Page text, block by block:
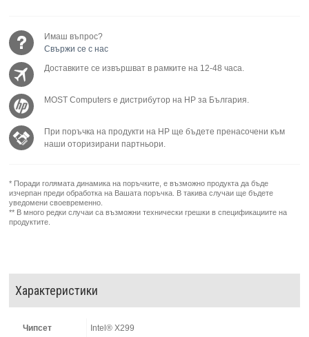
Имаш въпрос?
Свържи се с нас
Доставките се извършват в рамките на 12-48 часа.
MOST Computers е дистрибутор на HP за България.
При поръчка на продукти на HP ще бъдете пренасочени към
наши оторизирани партньори.
* Поради голямата динамика на поръчките, е възможно продукта да бъде
изчерпан преди обработка на Вашата поръчка. В такива случаи ще бъдете
уведомени своевременно.
** В много редки случаи са възможни технически грешки в спецификациите на
продуктите.
Характеристики
Чипсет
Intel® X299